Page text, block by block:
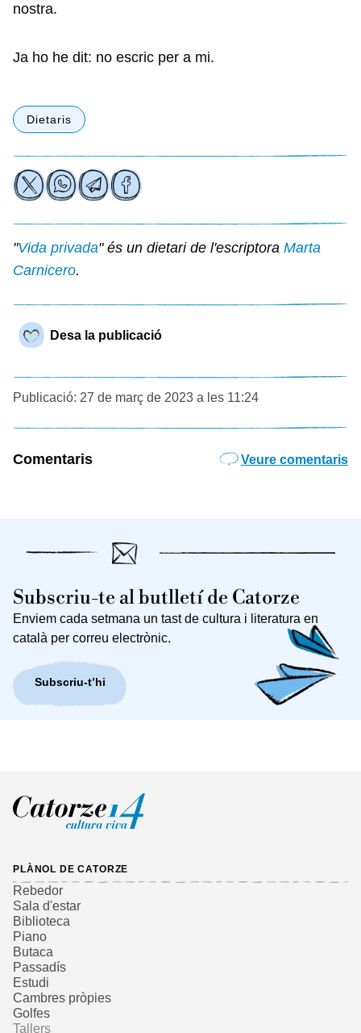
nostra.
Ja ho he dit: no escric per a mi.
Dietaris
"Vida privada" és un dietari de l'escriptora Marta
Carnicero.
Desa la publicació
Publicació: 27 de març de 2023 a les 11:24
Comentaris Veure comentaris
Subscriu-te al butlletí de Catorze
Enviem cada setmana un tast de cultura i literatura en
català per correu electrònic.
Subscriu-t’hi
PLÀNOL DE CATORZE
Rebedor
Sala d'estar
Biblioteca
Piano
Butaca
Passadís
Estudi
Cambres pròpies
Golfes
Tallers